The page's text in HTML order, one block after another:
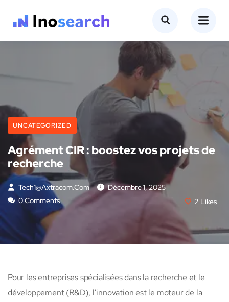
UNCATEGORIZED
Agrément CIR : boostez vos projets de
recherche
Tech1@axtracom.com
Décembre 1, 2025
0 Comments
2 Likes
Pour les entreprises spécialisées dans la recherche et le
développement (R&D), l’innovation est le moteur de la